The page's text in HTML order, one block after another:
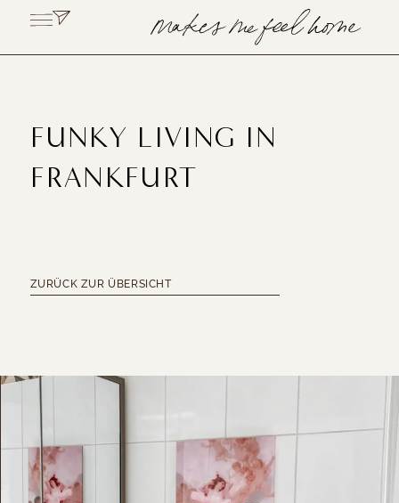
FUNKY LIVING IN
FRANKFURT
ZURÜCK ZUR ÜBERSICHT